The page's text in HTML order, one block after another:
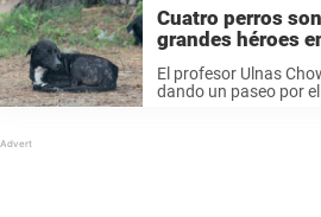
Cuatro perros
grandes héroes
hallazgo del
El profesor Ulnas
dando un paseo por